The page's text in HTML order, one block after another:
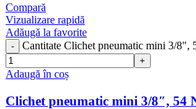
Compară
Vizualizare rapidă
Adăugă la favorite
Cantitate Clichet pneumatic mini 3/8",
Adaugă în coș
Clichet pneumatic mini 3/8″, 54